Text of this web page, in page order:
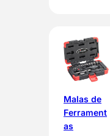
Malas de
Ferrament
as